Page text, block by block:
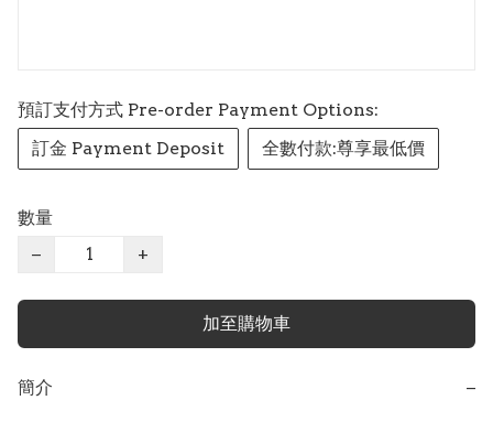
預訂支付方式 Pre-order Payment Options:
訂金 Payment Deposit
全數付款:尊享最低價
數量
−
+
加至購物車
簡介 −